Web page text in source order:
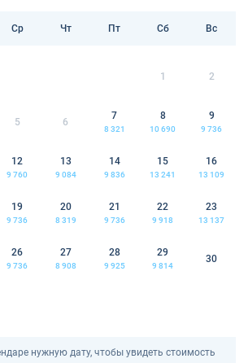
Ср Чт Пт Сб Вс
1 2
5 6
7
8 321
8
10 690
9
9 736
12
9 760
13
9 084
14
9 836
15
13 241
16
13 109
19
9 736
20
8 319
21
9 736
22
9 918
23
13 137
26
9 736
27
8 908
28
9 925
29
9 814
30
нужную дату, чтобы увидеть стоимость